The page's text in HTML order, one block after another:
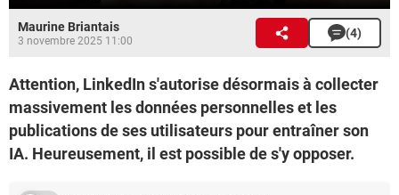
Maurine Briantais
3 novembre 2025 11:00
(4)
Attention, LinkedIn s'autorise désormais à collecter
massivement les données personnelles et les
publications de ses utilisateurs pour entraîner son
IA. Heureusement, il est possible de s'y opposer.